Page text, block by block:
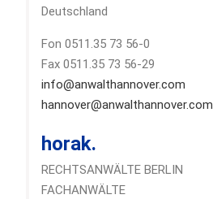
Deutschland
Fon 0511.35 73 56-0
Fax 0511.35 73 56-29
info@anwalthannover.com
hannover@anwalthannover.com
horak.
RECHTSANWÄLTE BERLIN
FACHANWÄLTE